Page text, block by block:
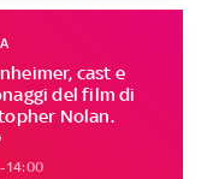
cast e
del film di
Nolan.
14:00